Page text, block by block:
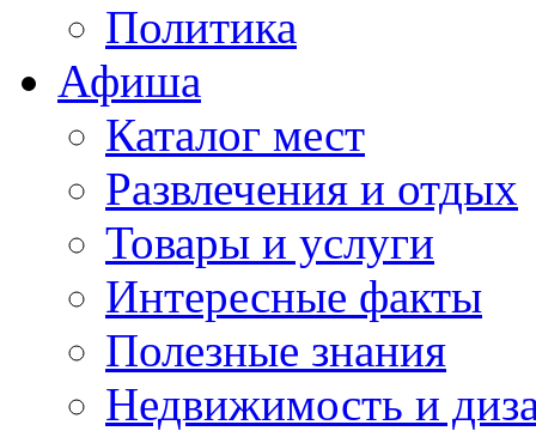
Политика
Афиша
Каталог мест
Развлечения и отдых
Товары и услуги
Интересные факты
Полезные знания
Недвижимость и